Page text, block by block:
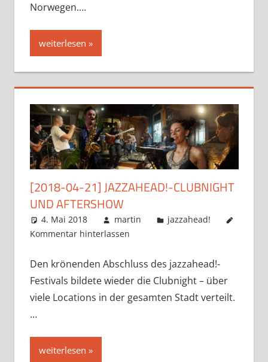
Norwegen.…
weiterlesen
[2018-04-21] JAZZAHEAD!-CLUBNIGHT
UND AFTERSHOW
4. Mai 2018 martin
jazzahead!
Kommentar hinterlassen
Den krönenden Abschluss des jazzahead!-
Festivals bildete wieder die Clubnight – über
viele Locations in der gesamten Stadt verteilt.
…
weiterlesen